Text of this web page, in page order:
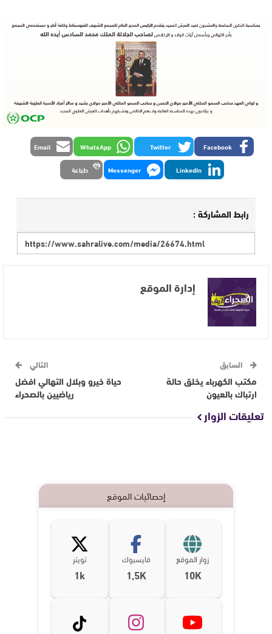
Facebook
Twitter
WhatsApp
Email
LinkedIn
Messenger طباعة
رابط المشاركة :
إدارة الموقع
السابق
مكتب الكهرباء يخلق حالة
ارتباك بالعيون
التالي
حياة خيرو وبلال التهالي افضل
رياضيين بالصحراء
تعليقات الزوار
إحصائيات الموقع
زوار الموقع
10K
فايسبوك
1,5K
تويتر
1k